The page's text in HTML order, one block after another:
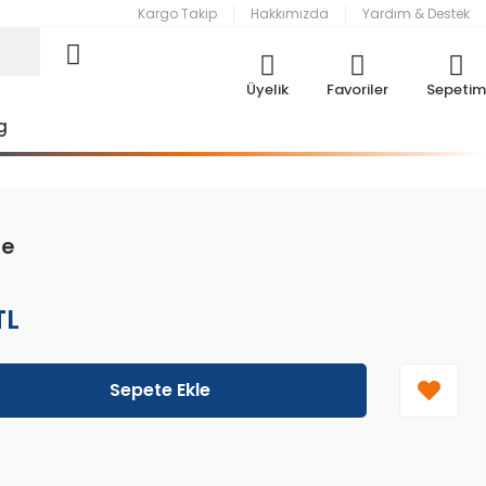
Kargo Takip Hakkımızda Yardım & Destek
Üyelik Favoriler Sepetim
Sepete Ekle